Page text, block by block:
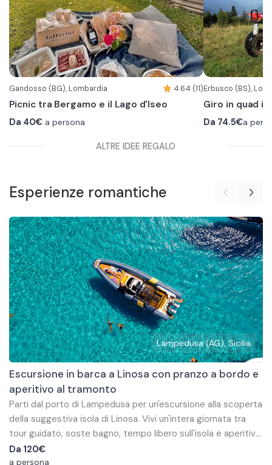
Gandosso (BG), Lombardia 4.64 (11)
Picnic tra Bergamo e il Lago d'Iseo
Da 40€a persona
Erbusco (BS),
Giro in quad
Da 74.5€a
ALTRE IDEE REGALO
Esperienze romantiche
Lampedusa (AG), Sicilia
Escursione in barca a Linosa con pranzo a bordo e
aperitivo al tramonto
Parti dal porto di Lampedusa per un'escursione alla scoperta
della suggestiva isola di Linosa. Vivi un'intera giornata tra
tour guidato, soste bagno, tempo libero sull'isola e aperitivo
a bordo durante il rientro al tramonto.
Dopo la partenza, naviga verso Linosa attraversando un
Da 120€
a persona